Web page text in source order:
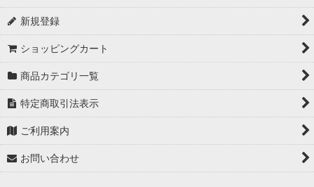
新規登録
ショッピングカート
商品カテゴリ一覧
特定商取引法表示
ご利用案内
お問い合わせ